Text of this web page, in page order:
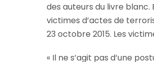
des auteurs du livre
victimes d’actes de
23 octobre 2015. Les
« Il ne s’agit pas d’une